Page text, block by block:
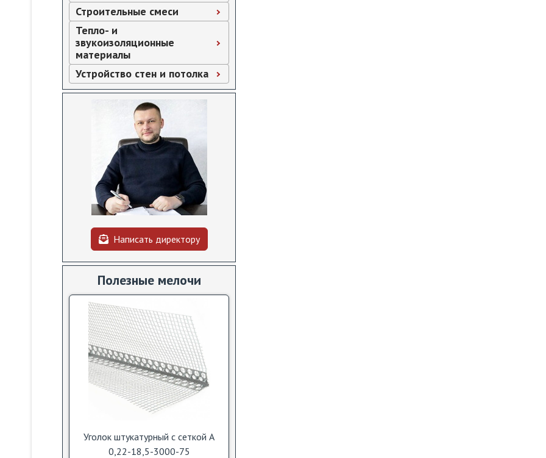
Строительные смеси
Тепло- и
звукоизоляционные
материалы
Устройство стен и потолка
Написать директору
Полезные мелочи
Уголок штукатурный с сеткой А
0,22-18,5-3000-75